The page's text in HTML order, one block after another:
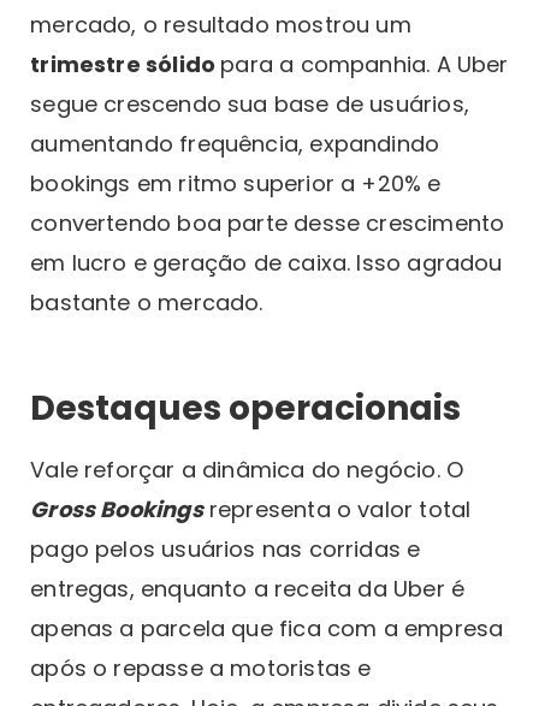
mercado, o resultado mostrou um
trimestre sólido para a companhia. A Uber
segue crescendo sua base de usuários,
aumentando frequência, expandindo
bookings em ritmo superior a +20% e
convertendo boa parte desse crescimento
em lucro e geração de caixa. Isso agradou
bastante o mercado.
Destaques operacionais
Vale reforçar a dinâmica do negócio. O
Gross Bookingsrepresenta o valor total
pago pelos usuários nas corridas e
entregas, enquanto a receita da Uber é
apenas a parcela que fica com a empresa
após o repasse a motoristas e